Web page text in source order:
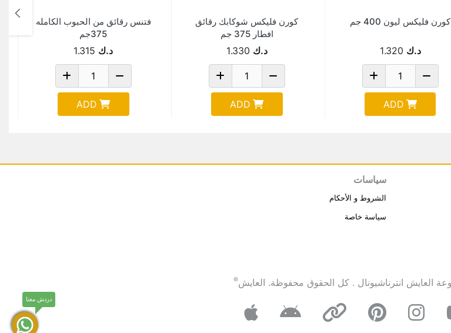
كورن فليكس ليون 400 جم
د.ك 1.320
ADD
كورن فليكس شوكابك رقائق
افطار 375 جم
د.ك 1.330
ADD
فتنس رقائق من الحبوب الكامله
375جم
د.ك 1.315
ADD
سياسات
الشروط و الأحكام
سياسة خاصة
العايش®
دردش معنا